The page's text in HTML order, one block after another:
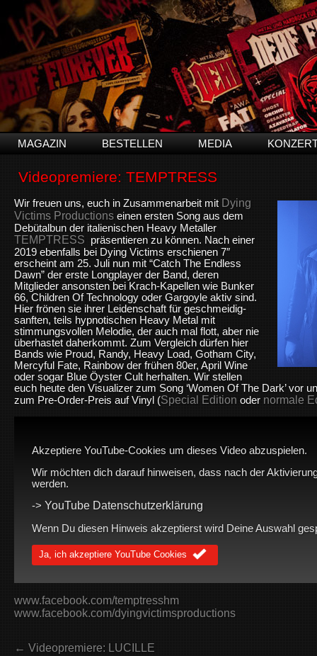
MAGAZIN BESTELLEN MEDIA
Videopremiere: TEMPTRESS
Wir freuen uns, euch in Zusammenarbeit mit Dying
Victims Productions einen ersten Song aus dem
Debütalbun der italienischen Heavy Metaller
TEMPTRESS präsentieren zu können. Nach einer
2019 ebenfalls bei Dying Victims erschienen 7″
erscheint am 25. Juli nun mit “Catch The Endless
Dawn” der erste Longplayer der Band, deren
Mitglieder ansonsten bei Krach-Kapellen wie Bunker
66, Children Of Technology oder Gargoyle aktiv sind.
Hier frönen sie ihrer Leidenschaft für geschmeidig-
sanften, teils hypnotischen Heavy Metal mit
stimmungsvollen Melodie, der auch mal flott, aber nie
überhastet daherkommt. Zum Vergleich dürfen hier
Bands wie Proud, Randy, Heavy Load, Gotham City,
Mercyful Fate, Rainbow der frühen 80er, April Wine
oder sogar Blue Öyster Cult herhalten. Wir stellen
euch heute den Visualizer zum Song ‘Women Of The Dark’ vor
zum Pre-Order-Preis auf Vinyl (Special Edition oder normale
Akzeptiere YouTube-Cookies um dieses Video abzuspielen.
Wir möchten dich darauf hinweisen, dass nach der
werden.
-> YouTube Datenschutzerklärung
Wenn Du diesen Hinweis akzeptierst wird Deine Auswahl
Ja, ich akzeptiere YouTube Cookies
www.facebook.com/temptresshm
www.facebook.com/dyingvictimsproductions
← Videopremiere: LUCILLE